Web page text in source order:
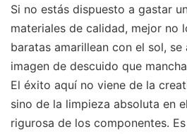
Si no estás dispuesto a gastar
materiales de calidad, mejor no
baratas amarillean con el sol, se
imagen de descuido que
El éxito aquí no viene de la
sino de la limpieza absoluta en
rigurosa de los componentes.